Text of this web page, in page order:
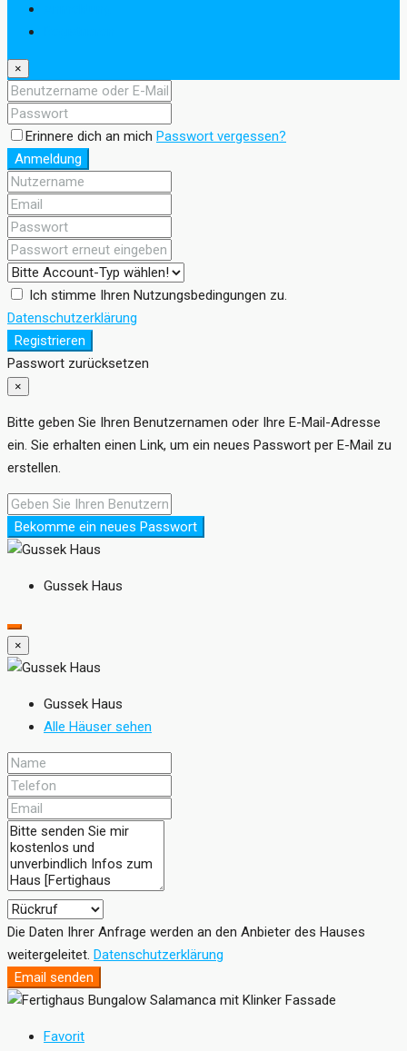
×
Erinnere dich an mich Passwort vergessen?
Anmeldung
Ich stimme Ihren Nutzungsbedingungen zu.
Datenschutzerklärung
Registrieren
Passwort zurücksetzen
×
Bitte geben Sie Ihren Benutzernamen oder Ihre E-Mail-Adresse
ein. Sie erhalten einen Link, um ein neues Passwort per E-Mail zu
erstellen.
Bekomme ein neues Passwort
Gussek Haus
×
Gussek Haus
Alle Häuser sehen
Die Daten Ihrer Anfrage werden an den Anbieter des Hauses
weitergeleitet. Datenschutzerklärung
Email senden
Favorit